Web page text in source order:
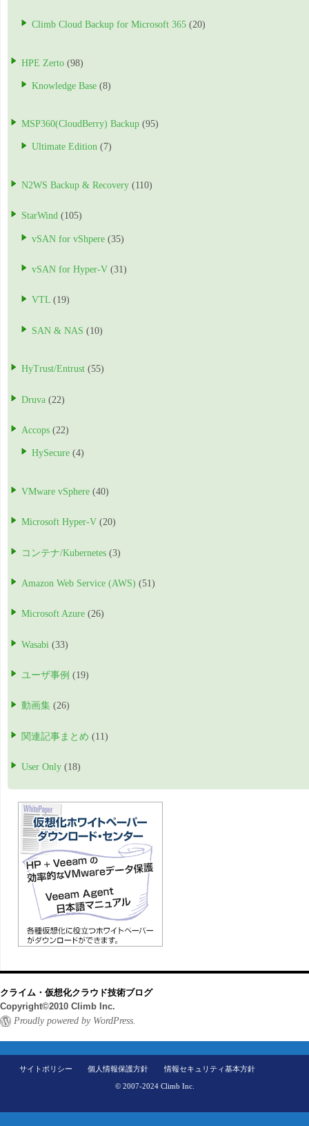
Climb Cloud Backup for Microsoft 365 (20)
HPE Zerto (98)
Knowledge Base (8)
MSP360(CloudBerry) Backup (95)
Ultimate Edition (7)
N2WS Backup & Recovery (110)
StarWind (105)
vSAN for vShpere (35)
vSAN for Hyper-V (31)
VTL (19)
SAN & NAS (10)
HyTrust/Entrust (55)
Druva (22)
Accops (22)
HySecure (4)
VMware vSphere (40)
Microsoft Hyper-V (20)
コンテナ/Kubernetes (3)
Amazon Web Service (AWS) (51)
Microsoft Azure (26)
Wasabi (33)
ユーザ事例 (19)
動画集 (26)
関連記事まとめ (11)
User Only (18)
クライム・仮想化クラウド技術ブログ
Copyright©2010 Climb Inc.
Proudly powered by WordPress.
サイトポリシー 個人情報保護方針 情報セキュリティ基本方針
© 2007-2024 Climb Inc.